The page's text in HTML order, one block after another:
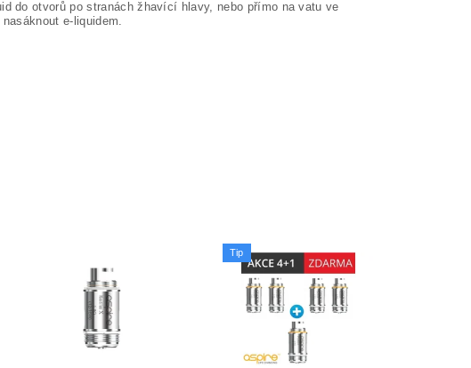
do otvorů po stranách žhavící hlavy, nebo přímo na vatu ve
e-liquidem.
Tip